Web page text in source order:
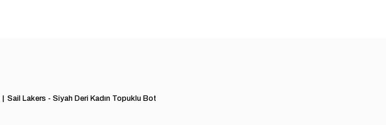
Sail Lakers - Siyah Deri Kadın Topuklu Bot